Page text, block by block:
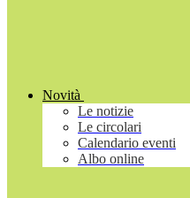
Novità
Le notizie
Le circolari
Calendario eventi
Albo online